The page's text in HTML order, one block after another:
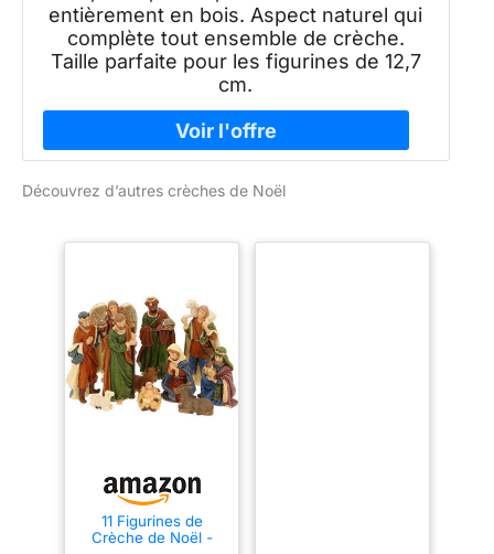
entièrement en bois. Aspect naturel qui
complète tout ensemble de crèche.
Taille parfaite pour les figurines de 12,7
cm.
Découvrez d’autres crèches de Noël
11 Figurines de
Crèche de Noël -